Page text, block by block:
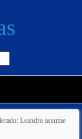
Leandro assume